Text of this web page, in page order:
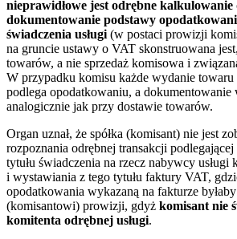
nieprawidłowe jest odrębne kalkulowanie
dokumentowanie podstawy
świadczenia usługi (w postaci prowizji
na gruncie ustawy o VAT skonstruowana
towarów, a nie sprzedaż komisowa i
W przypadku komisu każde wydanie
podlega opodatkowaniu, a
analogicznie jak przy dostawie towarów.
Organ uznał, że spółka (komisant) nie jest
rozpoznania odrębnej transakcji
tytułu świadczenia na rzecz nabywcy
i wystawiania z tego tytułu faktury VAT,
opodatkowania wykazaną na fakturze
(komisantowi) prowizji, gdyż komisant nie
komitenta odrębnej usługi.